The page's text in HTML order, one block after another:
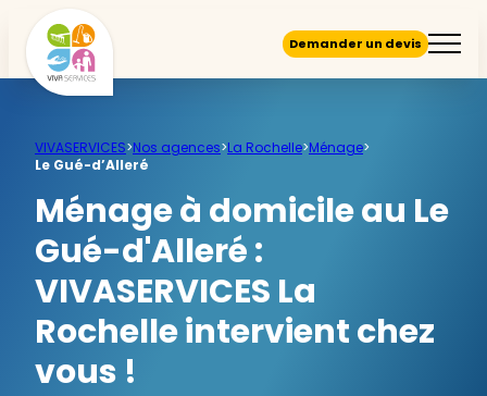
Demander un devis
VIVASERVICES>Nos agences>La Rochelle>Ménage>
Le Gué-d’Alleré
Ménage à domicile au Le
Gué-d'Alleré :
VIVASERVICES La
Rochelle intervient chez
vous !